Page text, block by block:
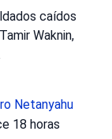
caídos
Waknin,
Netanyahu
18 horas